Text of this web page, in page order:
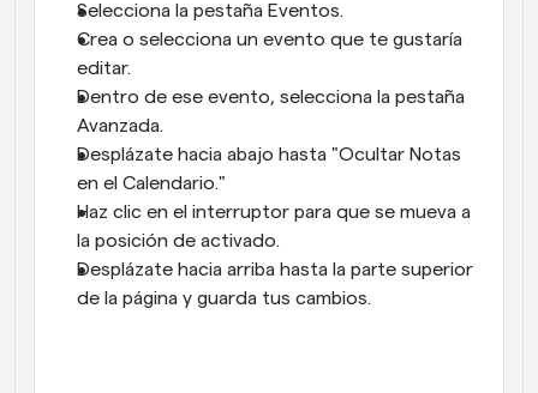
Selecciona la pestaña Eventos.
Crea o selecciona un evento que te gustaría
editar.
Dentro de ese evento, selecciona la pestaña
Avanzada.
Desplázate hacia abajo hasta "Ocultar Notas
en el Calendario."
Haz clic en el interruptor para que se mueva a
la posición de activado.
Desplázate hacia arriba hasta la parte superior
de la página y guarda tus cambios.